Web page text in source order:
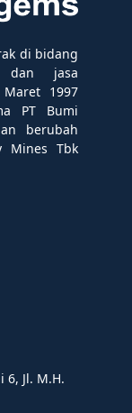
di bidang
dan jasa
1997
PT Bumi
berubah
Mines Tbk
6, Jl. M.H.